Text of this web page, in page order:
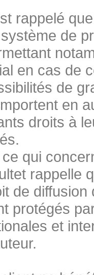
rappelé
de
en cas de
de
en
droits à
ce qui
rappelle
de
protégés
et